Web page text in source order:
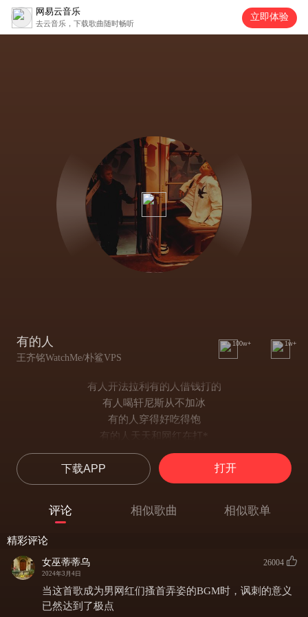
网易云音乐
去云音乐，下载歌曲随时畅听
立即体验
有的人
王齐铭WatchMe/朴鲨VPS
100w+ 1w+
有人开法拉利有的人借钱打的
有人喝轩尼斯从不加冰
有的人穿得好吃得饱
有的人天天和网红在打*
怀起了娃儿 那下个月打掉
有的人几十岁 点头又哈腰 就为了点工资陪领导在假笑
勒种 那种 勒种 那种 你想要当哪种
勒种 那种 勒种 那种 你想要当哪种
有的人找大钱 心头不慌
有的人干的事见不得光
下载APP 打开
评论 相似歌曲 相似歌单
精彩评论
女巫蒂蒂乌
2024年3月4日
26004
当这首歌成为男网红们搔首弄姿的BGM时，讽刺的意义
已然达到了极点